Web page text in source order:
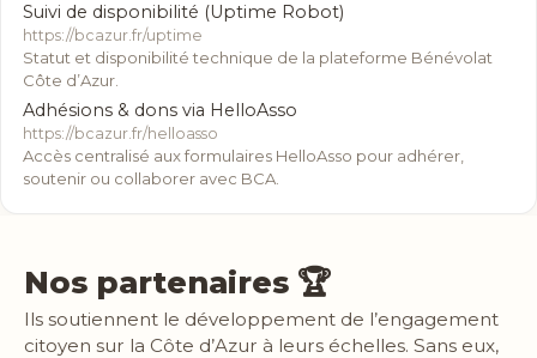
Suivi de disponibilité (Uptime Robot)
https://bcazur.fr/uptime
Statut et disponibilité technique de la plateforme Bénévolat
Côte d’Azur.
Adhésions & dons via HelloAsso
https://bcazur.fr/helloasso
Accès centralisé aux formulaires HelloAsso pour adhérer,
soutenir ou collaborer avec BCA.
Nos partenaires 🏆
Ils soutiennent le développement de l’engagement
citoyen sur la Côte d’Azur à leurs échelles. Sans eux,